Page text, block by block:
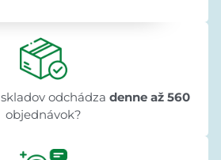
odchádza denne až 560
objednávok?